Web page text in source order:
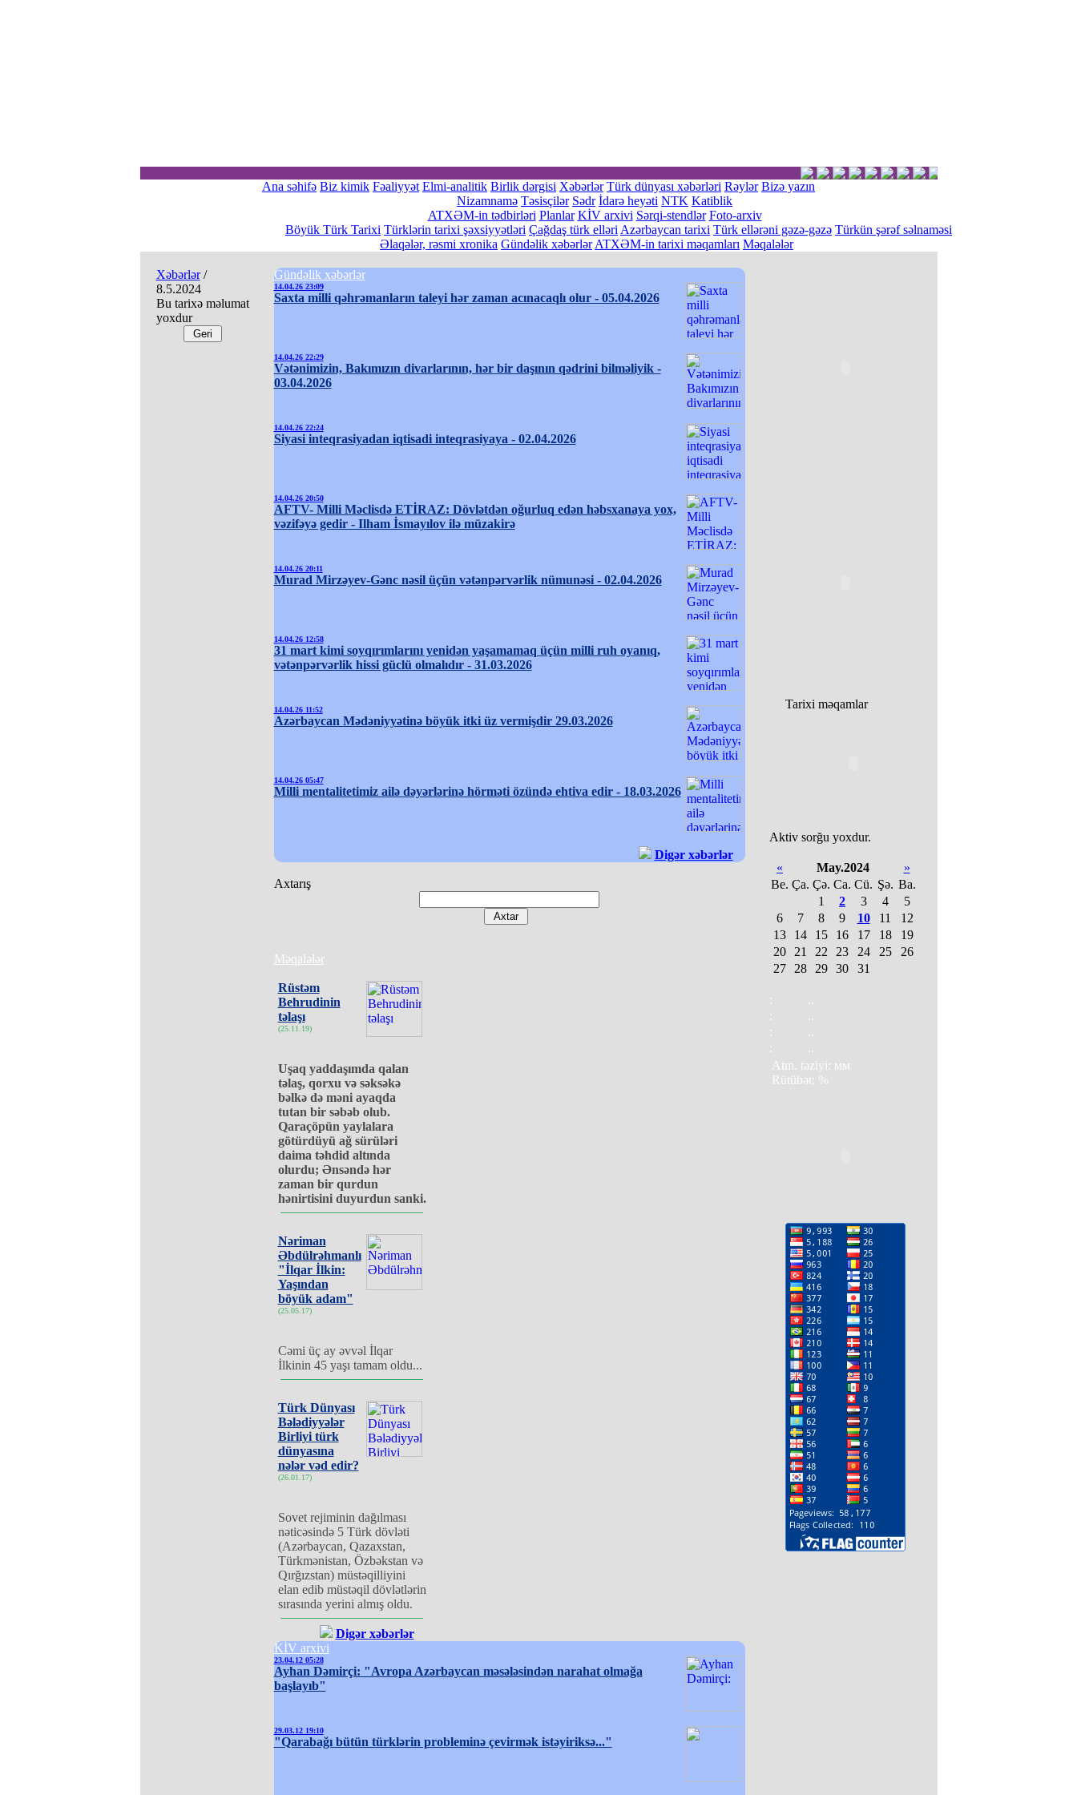
Ana səhifə Biz kimik Fəaliyyət Elmi-analitik Birlik dərgisi Xəbərlər Türk dünyası xəbərləri Rəylər Bizə yazın
Nizamnamə Təsisçilər Sədr İdarə heyəti NTK Katiblik
ATXƏM-in tədbirləri Planlar KİV arxivi Sərqi-stendlər Foto-arxiv
Böyük Türk Tarixi Türklərin tarixi şəxsiyyətləri Çağdaş türk elləri Azərbaycan tarixi Türk ellərəni gəzə-gəzə Türkün şərəf səlnaməsi
Əlaqələr, rəsmi xronika Gündəlik xəbərlər ATXƏM-in tarixi məqamları Məqalələr
Xəbərlər/
8.5.2024
Bu tarixə məlumat
yoxdur
Gündəlik xəbərlər
14.04.26 23:09
Saxta milli qəhrəmanların taleyi hər zaman acınacaqlı olur - 05.04.2026
14.04.26 22:29
Vətənimizin, Bakımızın divarlarının, hər bir daşının qədrini bilməliyik -
03.04.2026
14.04.26 22:24
Siyasi inteqrasiyadan iqtisadi inteqrasiyaya - 02.04.2026
14.04.26 20:50
AFTV- Milli Məclisdə ETİRAZ: Dövlətdən oğurluq edən həbsxanaya yox,
vəzifəyə gedir - Ilham İsmayılov ilə müzakirə
14.04.26 20:11
Murad Mirzəyev-Gənc nəsil üçün vətənpərvərlik nümunəsi - 02.04.2026
14.04.26 12:58
31 mart kimi soyqırımlarını yenidən yaşamamaq üçün milli ruh oyanıq,
vətənpərvərlik hissi güclü olmalıdır - 31.03.2026
14.04.26 11:52
Azərbaycan Mədəniyyətinə böyük itki üz vermişdir 29.03.2026
14.04.26 05:47
Milli mentalitetimiz ailə dəyərlərinə hörməti özündə ehtiva edir - 18.03.2026
Digər xəbərlər
Axtarış
Məqalələr
Rüstəm
Behrudinin
təlaşı
(25.11.19)
Uşaq yaddaşımda qalan
təlaş, qorxu və səksəkə
bəlkə də məni ayaqda
tutan bir səbəb olub.
Qaraçöpün yaylalara
götürdüyü ağ sürüləri
daima təhdid altında
olurdu; Ənsəndə hər
zaman bir qurdun
hənirtisini duyurdun sanki.
Nəriman
Əbdülrəhmanlı
"İlqar İlkin:
Yaşından
böyük adam"
(25.05.17)
Cəmi üç ay əvvəl İlqar
İlkinin 45 yaşı tamam oldu...
Türk Dünyası
Bələdiyyələr
Birliyi türk
dünyasına
nələr vəd edir?
(26.01.17)
Sovet rejiminin dağılması
nəticəsində 5 Türk dövləti
(Azərbaycan, Qazaxstan,
Türkmənistan, Özbəkstan və
Qırğızstan) müstəqilliyini
elan edib müstəqil dövlətlərin
sırasında yerini almış oldu.
Digər xəbərlər
KİV arxivi
23.04.12 05:28
Ayhan Dəmirçi: "Avropa Azərbaycan məsələsindən narahat olmağa
başlayıb"
29.03.12 19:10
"Qarabağı bütün türklərin probleminə çevirmək istəyiriksə..."
Tarixi məqamlar
Aktiv sorğu yoxdur.
« May.2024
»
Be. Ça. Çə. Ca. Cü. Şə. Ba.
1
2 3 4
5
6
7 8 9 10 11
12
13
14 15 16 17 18
19
20
21 22 23 24 25
26
27
28 29 30 31
:
:
:
:
Atm. təziyi: мм
Rütübət: %